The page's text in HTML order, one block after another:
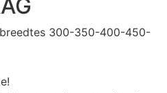
300-350-400-450-